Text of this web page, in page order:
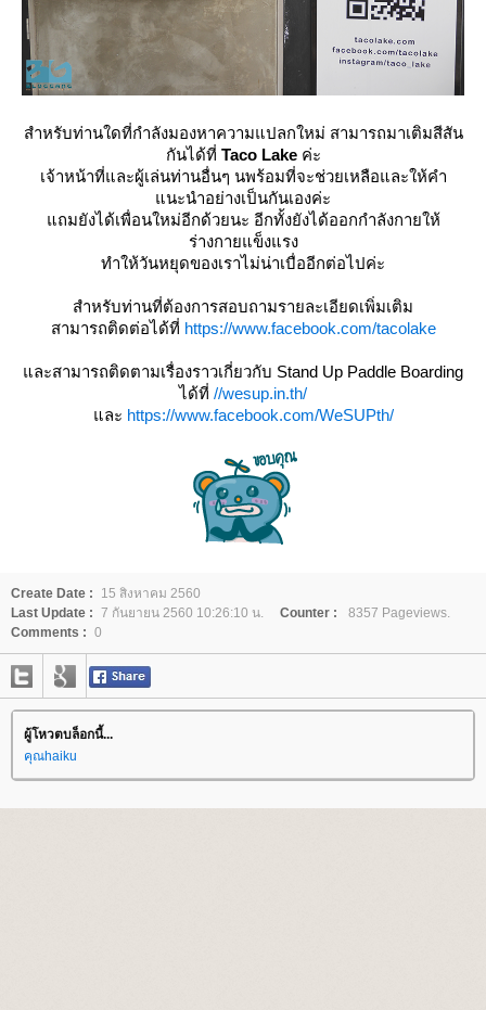
สำหรับท่านใดที่กำลังมองหาความแปลกใหม่ สามารถมาเติมสีสัน
กันได้ที่ Taco Lakeค่ะ
เจ้าหน้าที่และผู้เล่นท่านอื่นๆ นพร้อมที่จะช่วยเหลือและให้คำ
นะนำอย่างเป็นกันเองค่ะ
ถมยังได้เพื่อนใหม่อีกด้วยนะ อีกทั้งยังได้ออกกำลังกายให้
ร่างกายแข็งแรง
ทำให้วันหยุดของเราไม่น่าเบื่ออีกต่อไปค่ะ
สำหรับท่านที่ต้องการสอบถามรายละเอียดเพิ่มเติม
สามารถติดต่อได้ที่ https://www.facebook.com/tacolake
ละสามารถติดตามเรื่องราวเกี่ยวกับ Stand Up Paddle Boarding
ได้ที่ //wesup.in.th/
ละ https://www.facebook.com/WeSUPth/
Create Date :
15 สิงหาคม 2560
Last Update : 7 กันยายน 2560 10:26:10 น. Counter :
8357 Pageviews.
Comments : 0
ผู้โหวตบล็อกนี้...
คุณhaiku